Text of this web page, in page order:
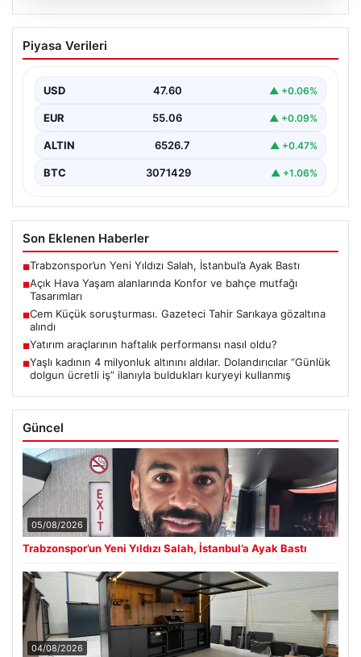
04.08.2026
Açık Hava Yaşam alanlarında Konfor ve
bahçe mutfağı Tasarımları
alanlarından biri durumuna ulaşmıştır. Bahçeyle
uyumlu…
Piyasa Verileri
USD 47.60 ▲ +0.06%
EUR 55.06 ▲ +0.09%
ALTIN 6526.7 ▲ +0.47%
BTC 3071429 ▲ +1.06%
Son Eklenen Haberler
■Trabzonspor’un Yeni Yıldızı Salah, İstanbul’a Ayak Bastı
■Açık Hava Yaşam alanlarında Konfor ve bahçe mutfağı
Tasarımları
■Cem Küçük soruşturması. Gazeteci Tahir Sarıkaya gözaltına
alındı
■Yatırım araçlarının haftalık performansı nasıl oldu?
■Yaşlı kadının 4 milyonluk altınını aldılar. Dolandırıcılar “Günlük
dolgun ücretli iş” ilanıyla buldukları kuryeyi kullanmış
Güncel
05/08/2026
Trabzonspor’un Yeni Yıldızı Salah, İstanbul’a Ayak Bastı
04/08/2026